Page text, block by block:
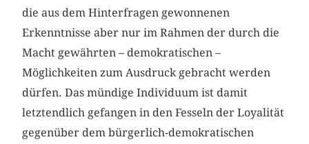
die aus dem Hinterfragen gewonnenen
Erkenntnisse aber nur im Rahmen der durch die
Macht gewährten – demokratischen –
Möglichkeiten zum Ausdruck gebracht werden
dürfen. Das mündige Individuum ist damit
letztendlich gefangen in den Fesseln der Loyalität
gegenüber dem bürgerlich-demokratischen